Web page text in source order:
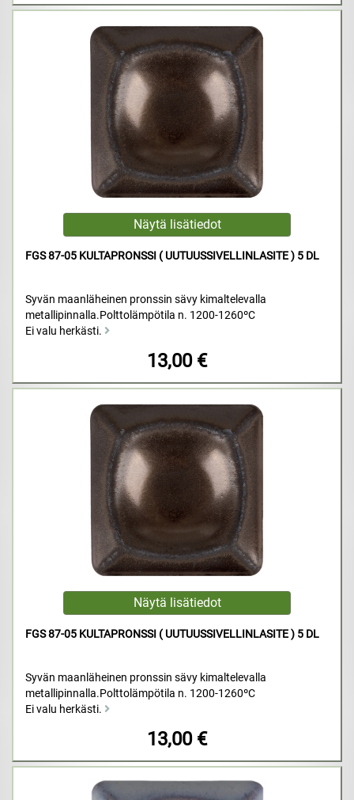
FGS 87-05 KULTAPRONSSI ( UUTUUSSIVELLINLASITE ) 5 DL
Syvän maanläheinen pronssin sävy kimaltelevalla
metallipinnalla.Polttolämpötila n. 1200-1260ºC
Ei valu herkästi.
13,00 €
FGS 87-05 KULTAPRONSSI ( UUTUUSSIVELLINLASITE ) 5 DL
Syvän maanläheinen pronssin sävy kimaltelevalla
metallipinnalla.Polttolämpötila n. 1200-1260ºC
Ei valu herkästi.
13,00 €